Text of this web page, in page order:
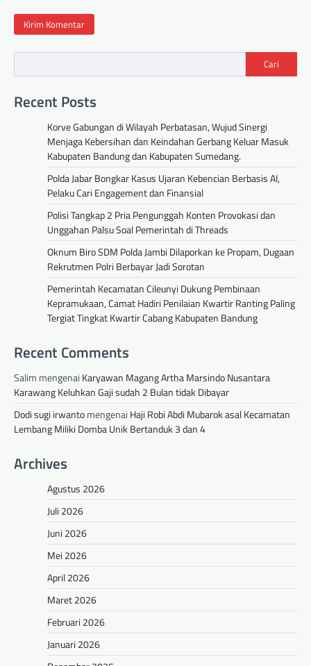
Cari
Recent Posts
Korve Gabungan di Wilayah Perbatasan, Wujud Sinergi
Menjaga Kebersihan dan Keindahan Gerbang Keluar Masuk
Kabupaten Bandung dan Kabupaten Sumedang.
Polda Jabar Bongkar Kasus Ujaran Kebencian Berbasis AI,
Pelaku Cari Engagement dan Finansial
Polisi Tangkap 2 Pria Pengunggah Konten Provokasi dan
Unggahan Palsu Soal Pemerintah di Threads
Oknum Biro SDM Polda Jambi Dilaporkan ke Propam, Dugaan
Rekrutmen Polri Berbayar Jadi Sorotan
Pemerintah Kecamatan Cileunyi Dukung Pembinaan
Kepramukaan, Camat Hadiri Penilaian Kwartir Ranting Paling
Tergiat Tingkat Kwartir Cabang Kabupaten Bandung
Recent Comments
Salim mengenai Karyawan Magang Artha Marsindo Nusantara
Karawang Keluhkan Gaji sudah 2 Bulan tidak Dibayar
Dodi sugi irwantomengenai Haji Robi Abdi Mubarok asal Kecamatan
Lembang Miliki Domba Unik Bertanduk 3 dan 4
Archives
Agustus 2026
Juli 2026
Juni 2026
Mei 2026
April 2026
Maret 2026
Februari 2026
Januari 2026